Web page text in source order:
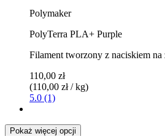
Polymaker
PolyTerra PLA+ Purple
Filament tworzony z naciskiem
110,00 zł
(110,00 zł / kg)
5.0 (1)
Pokaż więcej opcji